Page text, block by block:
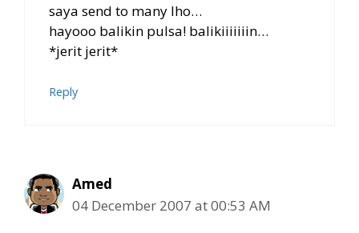
saya send to many lho…
hayooo balikin pulsa! balikiiiiiiin…
*jerit jerit*
Reply
Amed
04 December 2007 at 00:53 AM